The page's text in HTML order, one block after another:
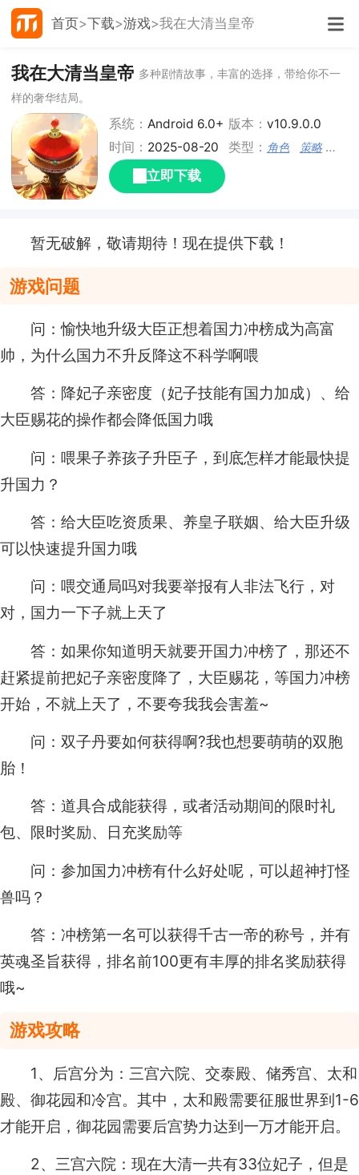
首页 下载 游戏 我在大清当皇帝
我在大清当皇帝 多种剧情故事，丰富的选择，带给你不一
样的奢华结局。
系统：Android 6.0+ 版本： v10.9.0.0
时间： 2025-08-20 类型： 角色 策略 宫廷
立即下载
暂无破解，敬请期待！现在提供下载！
游戏问题
问：愉快地升级大臣正想着国力冲榜成为高富
帅，为什么国力不升反降这不科学啊喂
答：降妃子亲密度（妃子技能有国力加成）、给
大臣赐花的操作都会降低国力哦
问：喂果子养孩子升臣子，到底怎样才能最快提
升国力？
答：给大臣吃资质果、养皇子联姻、给大臣升级
可以快速提升国力哦
问：喂交通局吗对我要举报有人非法飞行，对
对，国力一下子就上天了
答：如果你知道明天就要开国力冲榜了，那还不
赶紧提前把妃子亲密度降了，大臣赐花，等国力冲榜
开始，不就上天了，不要夸我我会害羞~
问：双子丹要如何获得啊?我也想要萌萌的双胞
胎！
答：道具合成能获得，或者活动期间的限时礼
包、限时奖励、日充奖励等
问：参加国力冲榜有什么好处呢，可以超神打怪
兽吗？
答：冲榜第一名可以获得千古一帝的称号，并有
英魂圣旨获得，排名前100更有丰厚的排名奖励获得
哦~
游戏攻略
1、后宫分为：三宫六院、交泰殿、储秀宫、太和
殿、御花园和冷宫。其中，太和殿需要征服世界到1-6
才能开启，御花园需要后宫势力达到一万才能开启。
2、三宫六院：现在大清一共有33位妃子，但是